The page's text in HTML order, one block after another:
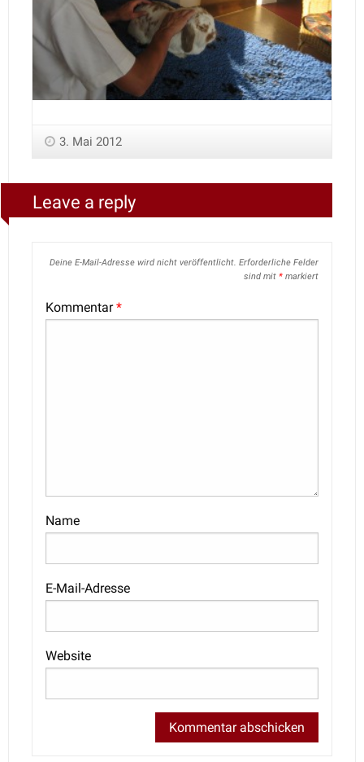
3. Mai 2012
Leave a reply
Deine E-Mail-Adresse wird nicht veröffentlicht. Erforderliche Felder
sind mit * markiert
Kommentar*
Name
E-Mail-Adresse
Website